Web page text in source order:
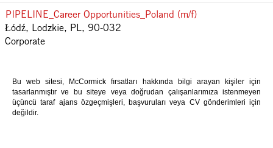
PIPELINE_Career Opportunities_Poland (m/f)
Łódź, Lodzkie, PL, 90-032
Corporate
Bu web sitesi, McCormick fırsatları hakkında bilgi arayan kişiler için
tasarlanmıştır ve bu siteye veya doğrudan çalışanlarımıza istenmeyen
üçüncü taraf ajans özgeçmişleri, başvuruları veya CV gönderimleri için
değildir.